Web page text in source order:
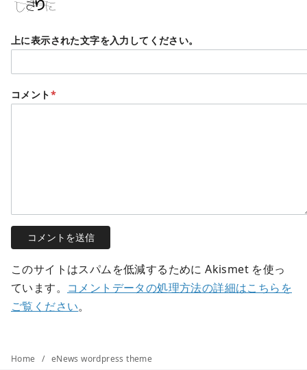
上に表示された文字を入力してください。
コメント*
このサイトはスパムを低減するために Akismet を使っ
ています。 コメントデータの処理方法の詳細はこちらを
ご覧ください。
Home eNews wordpress theme